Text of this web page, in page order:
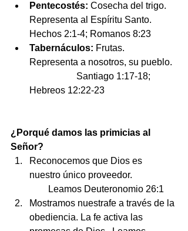
Pentecostés: Cosecha del trigo.
Representa al Espíritu Santo.
Hechos 2:1-4; Romanos 8:23
Tabernáculos: Frutas.
Representa a nosotros, su pueblo.
                    Santiago 1:17-18;
Hebreos 12:22-23
¿Porqué damos las primicias al
Señor?
Reconocemos que Dios es
nuestro único proveedor.
        Leamos Deuteronomio 26:1
Mostramos nuestrafe a través de la
obediencia. La fe activa las